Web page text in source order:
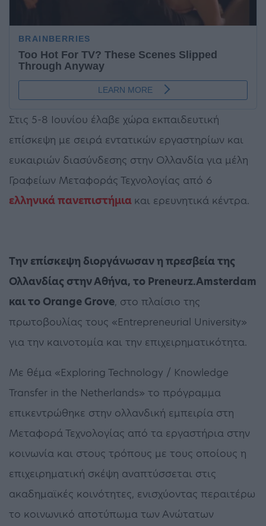
Στις 5-8 Ιουνίου έλαβε χώρα εκπαιδευτική
επίσκεψη με σειρά εντατικών εργαστηρίων και
ευκαιριών διασύνδεσης στην Ολλανδία για μέλη
Γραφείων Μεταφοράς Τεχνολογίας από 6
ελληνικά πανεπιστήμια και ερευνητικά κέντρα.
Την επίσκεψη διοργάνωσαν η πρεσβεία της
Ολλανδίας στην Αθήνα, το Preneurz.Amsterdam
και το Orange Grove, στο πλαίσιο της
πρωτοβουλίας τους «Entrepreneurial University»
για την καινοτομία και την επιχειρηματικότητα.
Με θέμα «Exploring Technology / Knowledge
Transfer in the Netherlands» το πρόγραμμα
επικεντρώθηκε στην ολλανδική εμπειρία στη
Μεταφορά Τεχνολογίας από τα εργαστήρια στην
κοινωνία και στους τρόπους με τους οποίους η
επιχειρηματική σκέψη αναπτύσσεται στις
ακαδημαϊκές κοινότητες, ενισχύοντας περαιτέρω
το κοινωνικό αποτύπωμα των Ανώτατων